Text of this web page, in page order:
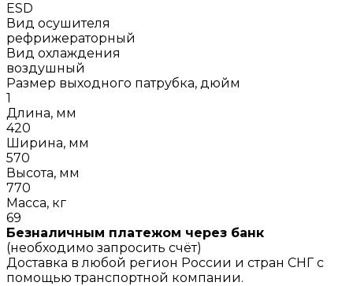
ESD
Вид осушителя
рефрижераторный
Вид охлаждения
воздушный
Размер выходного патрубка, дюйм
1
Длина, мм
420
Ширина, мм
570
Высота, мм
770
Масса, кг
69
Безналичным платежом через банк
(необходимо запросить счёт)
Доставка в любой регион России и стран СНГ с
помощью транспортной компании.